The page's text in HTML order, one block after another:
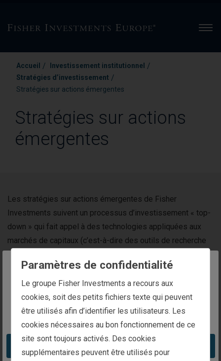
The website you are trying to reach is
intended for investors in France
You appear to be in the United States
Take me to the United States website
Accueil / Investissement institutionnel /
Stratégies d’investissement /
Stratégies sur actions émergentes
Stratégies sur actions
émergentes
Les stratégies sur actions émergentes de Fisher
Investments suivent un processus d’investissement « top-
down » qui fait appel à des technologies appliquées aux
marchés de capitaux (c’est-à-dire des outils de recherche
des facteurs économiques, politiques et relatifs au
sentiment. Cette analyse nous permet de formuler nos
prévisions de marché et de définir nos thèmes de
portefeuille.
Les stratégies sur actions émergentes de Fisher
Investments tentent de tirer parti de la structure des
marchés émergents et de profiter du caractère cyclique de
Paramètres de confidentialité
Le groupe Fisher Investments a recours aux
cookies, soit des petits fichiers texte qui peuvent
être utilisés afin d’identifier les utilisateurs. Les
cookies nécessaires au bon fonctionnement de ce
site sont toujours activés. Des cookies
supplémentaires peuvent être utilisés pour